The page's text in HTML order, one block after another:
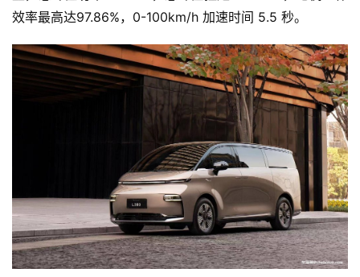
效率最高达97.86%，0-100km/h 加速时间 5.5 秒。